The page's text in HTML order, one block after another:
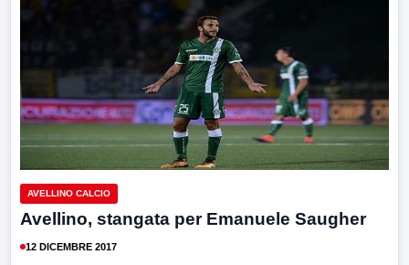
AVELLINO CALCIO
Avellino, stangata per Emanuele Saugher
12 DICEMBRE 2017